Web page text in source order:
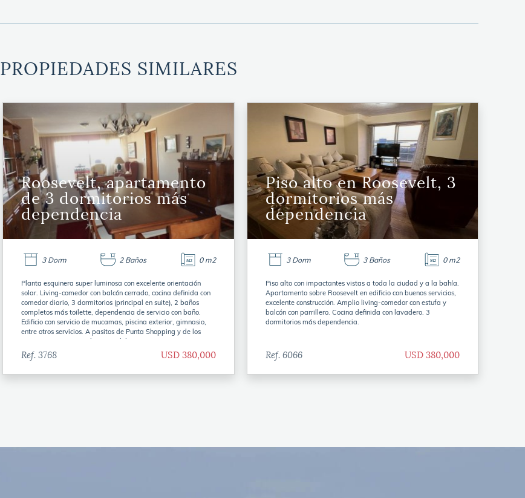
PROPIEDADES SIMILARES
Roosevelt, apartamento
de 3 dormitorios más
dependencia
3 Dorm 2 Baños 0 m2
Planta esquinera super luminosa con excelente orientación
solar. Living-comedor con balcón cerrado, cocina definida con
comedor diario, 3 dormitorios (principal en suite), 2 baños
completos más toilette, dependencia de servicio con baño.
Edificio con servicio de mucamas, piscina exterior, gimnasio,
entre otros servicios. A pasitos de Punta Shopping y de los
mejores restaurantes de Punta del Este.
Ref. 3768 USD 380,000
Piso alto en Roosevelt, 3
dormitorios más
dependencia
3 Dorm 3 Baños 0 m2
Piso alto con impactantes vistas a toda la ciudad y a la bahía.
Apartamento sobre Roosevelt en edificio con buenos servicios,
excelente construcción. Amplio living-comedor con estufa y
balcón con parrillero. Cocina definida con lavadero. 3
dormitorios más dependencia.
Ref. 6066 USD 380,000